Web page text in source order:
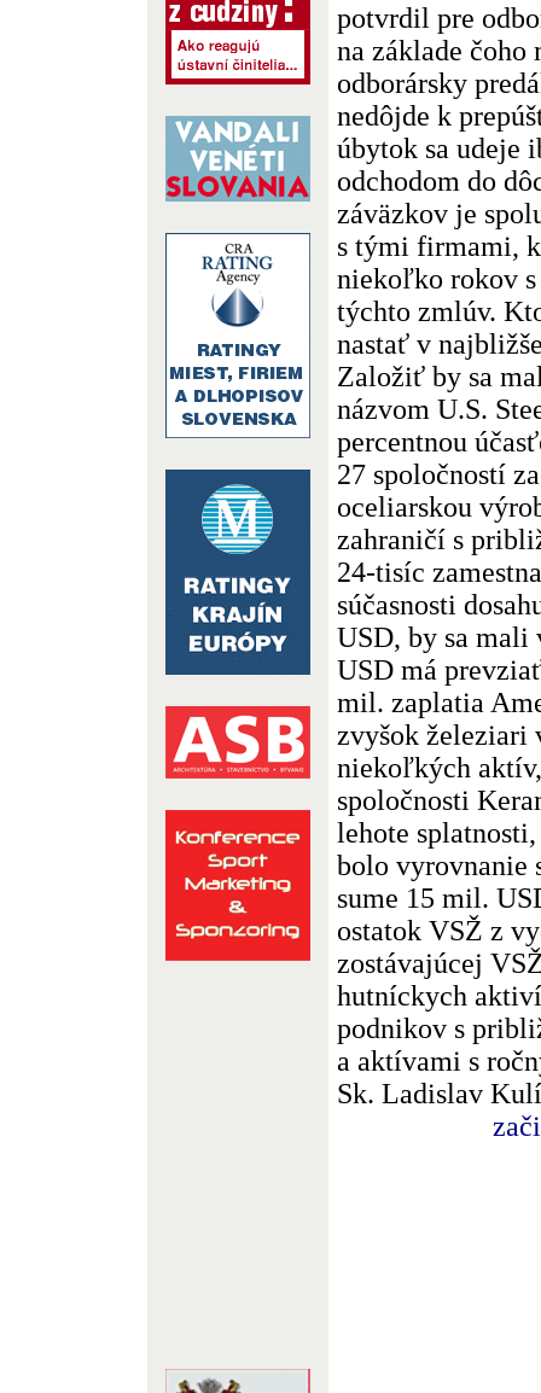
potvrdil pre
na základe čoho
odborársky
nedôjde k
úbytok sa udeje
odchodom do
záväzkov je
s tými firmami,
niekoľko rokov
týchto zmlúv.
nastať v
Založiť by sa
názvom U.S.
percentnou
27 spoločností
oceliarskou
zahraničí s
24-tisíc
súčasnosti
USD, by sa
USD má
mil. zaplatia
zvyšok železiari
niekoľkých
spoločnosti
lehote
bolo vyrovnanie
sume 15 mil.
ostatok VSŽ z
zostávajúcej
hutníckych
podnikov s
a aktívami s
Sk. Ladislav